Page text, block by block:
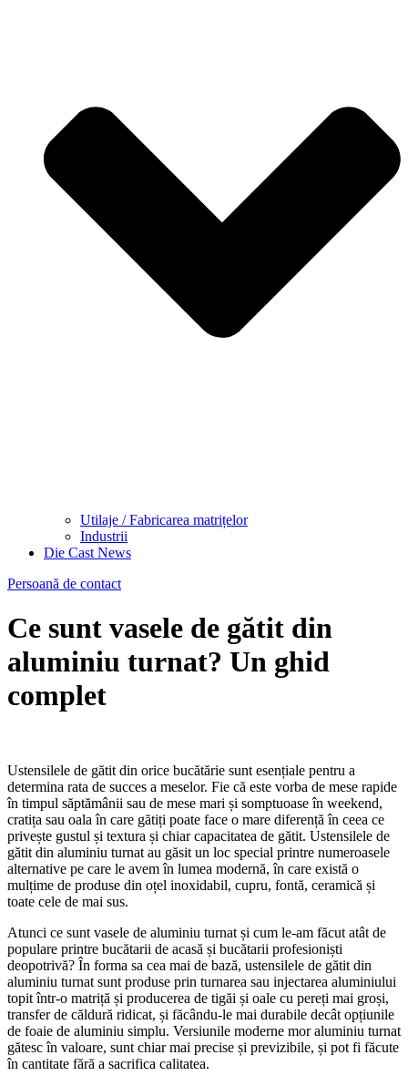
Utilaje / Fabricarea matrițelor
Industrii
Die Cast News
Persoană de contact
Ce sunt vasele de gătit din
aluminiu turnat? Un ghid
complet
Ustensilele de gătit din orice bucătărie sunt esențiale pentru a
determina rata de succes a meselor. Fie că este vorba de mese rapide
în timpul săptămânii sau de mese mari și somptuoase în weekend,
cratița sau oala în care gătiți poate face o mare diferență în ceea ce
privește gustul și textura și chiar capacitatea de gătit. Ustensilele de
gătit din aluminiu turnat au găsit un loc special printre numeroasele
alternative pe care le avem în lumea modernă, în care există o
mulțime de produse din oțel inoxidabil, cupru, fontă, ceramică și
toate cele de mai sus.
Atunci ce sunt vasele de aluminiu turnat și cum le-am făcut atât de
populare printre bucătarii de acasă și bucătarii profesioniști
deopotrivă? În forma sa cea mai de bază, ustensilele de gătit din
aluminiu turnat sunt produse prin turnarea sau injectarea aluminiului
topit într-o matriță și producerea de tigăi și oale cu pereți mai groși,
transfer de căldură ridicat, și făcându-le mai durabile decât opțiunile
de foaie de aluminiu simplu. Versiunile moderne mor aluminiu turnat
gătesc în valoare, sunt chiar mai precise și previzibile, și pot fi făcute
în cantitate fără a sacrifica calitatea.